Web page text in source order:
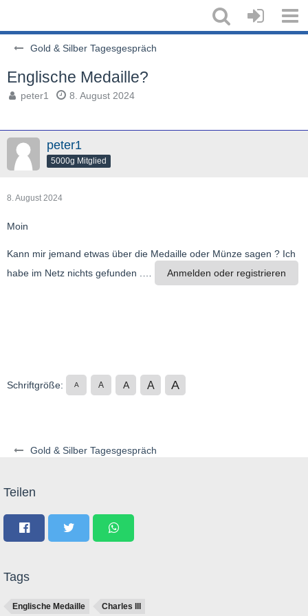
Gold & Silber Tagesgespräch
Gold & Silber Tagesgespräch
Englische Medaille?
peter1 8. August 2024
peter1
5000g Mitglied
8. August 2024
Moin
Kann mir jemand etwas über die Medaille oder Münze sagen ? Ich
habe im Netz nichts gefunden .…
Anmelden oder registrieren
Schriftgröße: A A A A A
Teilen
Tags
Englische Medaille Charles III